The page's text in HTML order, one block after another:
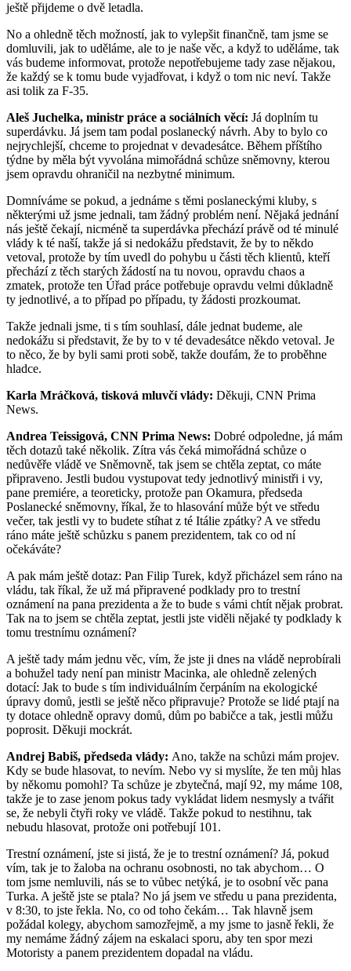
ještě přijdeme o dvě letadla.
No a ohledně těch možností, jak to vylepšit finančně, tam jsme se
domluvili, jak to uděláme, ale to je naše věc, a když to uděláme, tak
vás budeme informovat, protože nepotřebujeme tady zase nějakou,
že každý se k tomu bude vyjadřovat, i když o tom nic neví. Takže
asi tolik za F-35.
Aleš Juchelka, ministr práce a sociálních věcí: Já doplním tu
superdávku. Já jsem tam podal poslanecký návrh. Aby to bylo co
nejrychlejší, chceme to projednat v devadesátce. Během příštího
týdne by měla být vyvolána mimořádná schůze sněmovny, kterou
jsem opravdu ohraničil na nezbytné minimum.
Domníváme se pokud, a jednáme s těmi poslaneckými kluby, s
některými už jsme jednali, tam žádný problém není. Nějaká jednání
nás ještě čekají, nicméně ta superdávka přechází právě od té minulé
vlády k té naší, takže já si nedokážu představit, že by to někdo
vetoval, protože by tím uvedl do pohybu u části těch klientů, kteří
přechází z těch starých žádostí na tu novou, opravdu chaos a
zmatek, protože ten Úřad práce potřebuje opravdu velmi důkladně
ty jednotlivé, a to případ po případu, ty žádosti prozkoumat.
Takže jednali jsme, ti s tím souhlasí, dále jednat budeme, ale
nedokážu si představit, že by to v té devadesátce někdo vetoval. Je
to něco, že by byli sami proti sobě, takže doufám, že to proběhne
hladce.
Karla Mráčková, tisková mluvčí vlády: Děkuji, CNN Prima
News.
Andrea Teissigová, CNN Prima News: Dobré odpoledne, já mám
těch dotazů také několik. Zítra vás čeká mimořádná schůze o
nedůvěře vládě ve Sněmovně, tak jsem se chtěla zeptat, co máte
připraveno. Jestli budou vystupovat tedy jednotlivý ministři i vy,
pane premiére, a teoreticky, protože pan Okamura, předseda
Poslanecké sněmovny, říkal, že to hlasování může být ve středu
večer, tak jestli vy to budete stíhat z té Itálie zpátky? A ve středu
ráno máte ještě schůzku s panem prezidentem, tak co od ní
očekáváte?
A pak mám ještě dotaz: Pan Filip Turek, když přicházel sem ráno na
vládu, tak říkal, že už má připravené podklady pro to trestní
oznámení na pana prezidenta a že to bude s vámi chtít nějak probrat.
Tak na to jsem se chtěla zeptat, jestli jste viděli nějaké ty podklady k
tomu trestnímu oznámení?
A ještě tady mám jednu věc, vím, že jste ji dnes na vládě neprobírali
a bohužel tady není pan ministr Macinka, ale ohledně zelených
dotací: Jak to bude s tím individuálním čerpáním na ekologické
úpravy domů, jestli se ještě něco připravuje? Protože se lidé ptají na
ty dotace ohledně opravy domů, dům po babičce a tak, jestli můžu
poprosit. Děkuji mockrát.
Andrej Babiš, předseda vlády: Ano, takže na schůzi mám projev.
Kdy se bude hlasovat, to nevím. Nebo vy si myslíte, že ten můj hlas
by někomu pomohl? Ta schůze je zbytečná, mají 92, my máme 108,
takže je to zase jenom pokus tady vykládat lidem nesmysly a tvářit
se, že nebyli čtyři roky ve vládě. Takže pokud to nestihnu, tak
nebudu hlasovat, protože oni potřebují 101.
Trestní oznámení, jste si jistá, že je to trestní oznámení? Já, pokud
vím, tak je to žaloba na ochranu osobnosti, no tak abychom… O
tom jsme nemluvili, nás se to vůbec netýká, je to osobní věc pana
Turka. A ještě jste se ptala? No já jsem ve středu u pana prezidenta,
v 8:30, to jste řekla. No, co od toho čekám… Tak hlavně jsem
požádal kolegy, abychom samozřejmě, a my jsme to jasně řekli, že
my nemáme žádný zájem na eskalaci sporu, aby ten spor mezi
Motoristy a panem prezidentem dopadal na vládu.